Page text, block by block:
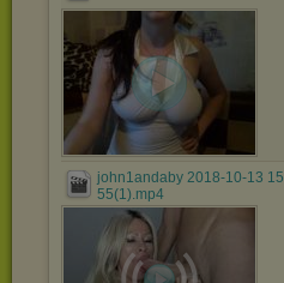
john1andaby 2018-10-13 15
55(1).mp4